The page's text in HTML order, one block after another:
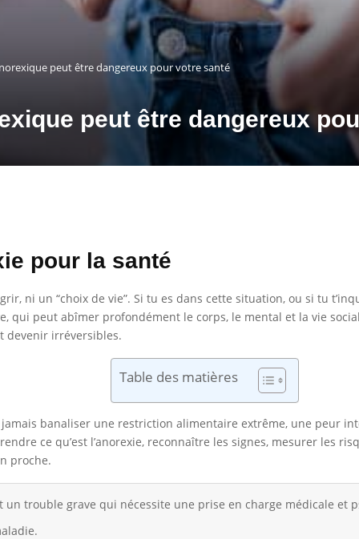
peut être dangereux pour votre santé
peut être dangereux
pour la santé
ni un “choix de vie”. Si tu es dans cette situation, ou si tu
qui peut abîmer profondément le corps, le mental et la vie
devenir irréversibles.
Table des matières
jamais banaliser une restriction alimentaire extrême, une peur
ce qu’est l’anorexie, reconnaître les signes, mesurer les
proche.
un trouble grave qui nécessite une prise en charge médicale et